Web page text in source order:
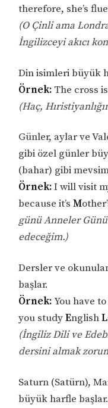
therefore, she’s
(O Çinli ama
İngilizceyi akıcı
Din isimleri büyük
Örnek: The cross
(Haç,
Günler, aylar ve
gibi özel günler
(bahar) gibi
Örnek:I will visit
because it’sM
günü Anneler
edeceğim.)
Dersler ve
başlar.
Örnek:You have
you studyEnglishL
(İngiliz Dili ve
dersini almak
Saturn (Satürn),
büyük harfle